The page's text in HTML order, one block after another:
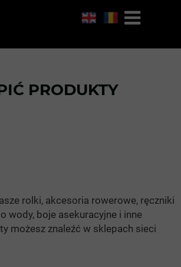
PRODUKTY
rolki, akcesoria rowerowe, ręczniki
wody, boje asekuracyjne i inne
możesz znaleźć w sklepach sieci